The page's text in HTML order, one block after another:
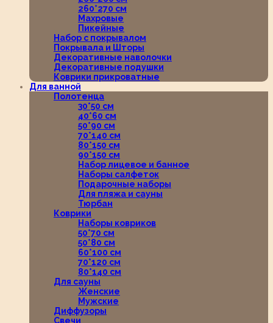
260*270 см
Махровые
Пикейные
Набор с покрывалом
Покрывала и Шторы
Декоративные наволочки
Декоративные подушки
Коврики прикроватные
Для ванной
Полотенца
30*50 см
40*60 см
50*90 см
70*140 см
80*150 см
90*150 см
Набор лицевое и банное
Наборы салфеток
Подарочные наборы
Для пляжа и сауны
Тюрбан
Коврики
Наборы ковриков
50*70 см
50*80 см
60*100 см
70*120 см
80*140 см
Для сауны
Женские
Мужские
Диффузоры
Свечи